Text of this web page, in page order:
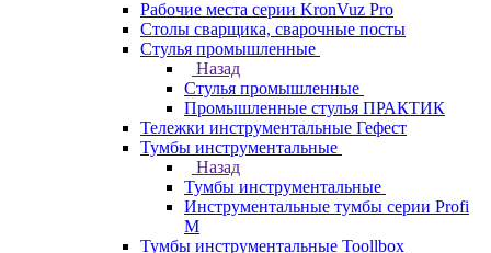
Рабочие места серии KronVuz Pro
Столы сварщика, сварочные посты
Стулья промышленные
Назад
Стулья промышленные
Промышленные стулья ПРАКТИК
Тележки инструментальные Гефест
Тумбы инструментальные
Назад
Тумбы инструментальные
Инструментальные тумбы серии Profi
M
Тумбы инструментальные Toollbox